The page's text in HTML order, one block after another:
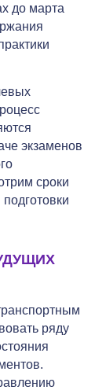
до марта
экзаменов
сроки
ряду